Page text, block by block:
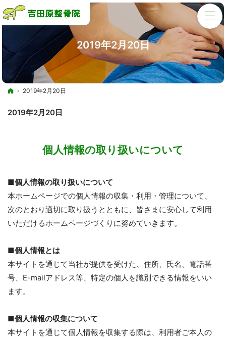
2019年2月20日
ホーム
2019年2月20日
2019年2月20日
個人情報の取り扱いについて
■個人情報の取り扱いについて
本ホームページでの個人情報の収集・利用・管理について、
次のとおり適切に取り扱うとともに、皆さまに安心して利用
いただけるホームページづくりに努めていきます。
■個人情報とは
本サイトを通じて当社が提供を受けた、住所、氏名、電話番
号、E-mailアドレス等、特定の個人を識別できる情報をいい
ます。
■個人情報の収集について
本サイトを通じて個人情報を収集する際は、利用者ご本人の